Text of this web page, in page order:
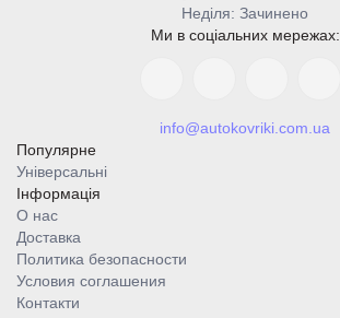
Неділя: Зачинено
Ми в соціальних мережах:
info@autokovriki.com.ua
Популярне
Універсальні
Інформація
О нас
Доставка
Политика безопасности
Условия соглашения
Контакти